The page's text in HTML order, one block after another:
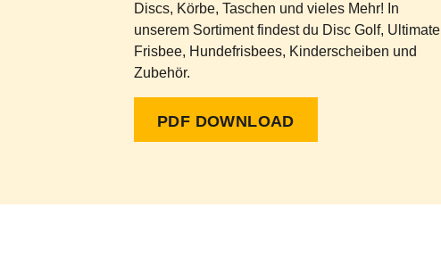
Discs, Körbe, Taschen und vieles Mehr! In
unserem Sortiment findest du Disc Golf, Ultimate
Frisbee, Hundefrisbees, Kinderscheiben und
Zubehör.
PDF DOWNLOAD